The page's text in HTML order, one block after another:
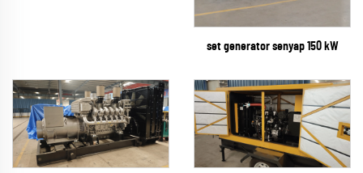
set generator senyap 150 kW